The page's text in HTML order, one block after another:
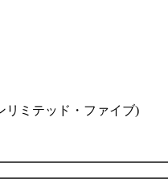
リミテッド・ファイブ)